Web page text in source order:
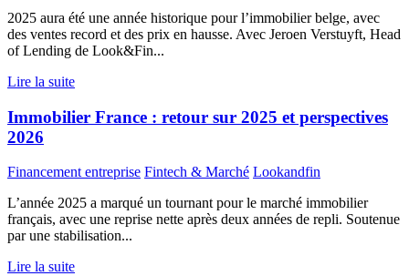
2025 aura été une année historique pour l’immobilier belge, avec
des ventes record et des prix en hausse. Avec Jeroen Verstuyft, Head
of Lending de Look&Fin...
Lire la suite
Immobilier France : retour sur 2025 et perspectives
2026
Financement entreprise Fintech & Marché Lookandfin
L’année 2025 a marqué un tournant pour le marché immobilier
français, avec une reprise nette après deux années de repli. Soutenue
par une stabilisation...
Lire la suite